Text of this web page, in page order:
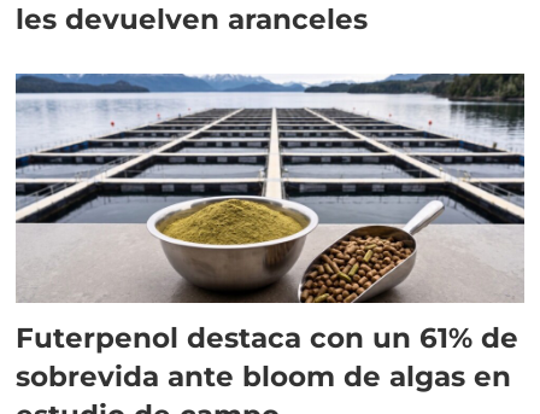
les devuelven aranceles
Futerpenol destaca con un 61% de
sobrevida ante bloom de algas en